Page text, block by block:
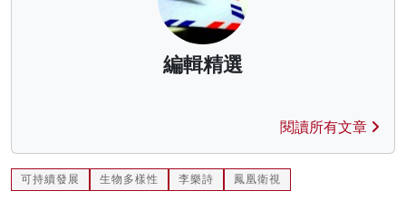
編輯精選
閱讀所有文章
可持續發展 生物多樣性 李樂詩 鳳凰衛視